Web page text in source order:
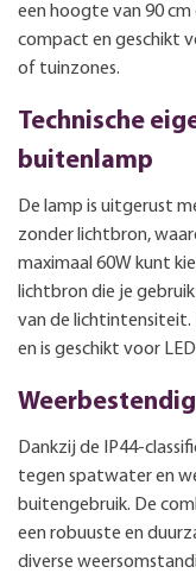
een hoogte van 90 cm
compact en geschikt
of tuinzones.
Technische
buitenlamp
De lamp is uitgerust
zonder lichtbron,
maximaal 60W kunt
lichtbron die je
van de lichtintensiteit.
en is geschikt voor
Dankzij de IP44-
tegen spatwater en
buitengebruik. De
een robuuste en
diverse